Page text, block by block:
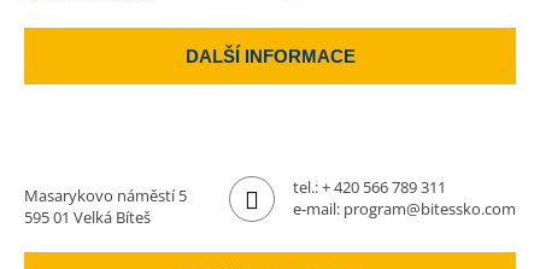
DALŠÍ INFORMACE
Masarykovo náměstí 5
595 01 Velká Bíteš
tel.:+ 420 566 789 311
e-mail: program@bitessko.com